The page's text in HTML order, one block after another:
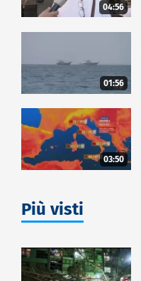
04:56
01:56
03:50
Più visti